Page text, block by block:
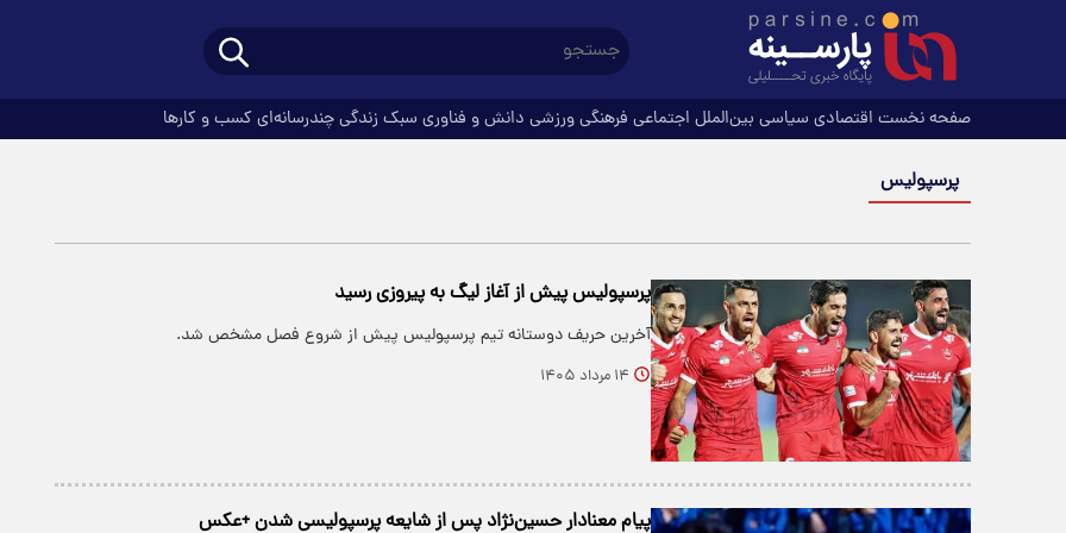
صفحه نخست اقتصادی سیاسی بین‌الملل اجتماعی فرهنگیورزشی دانش و فناوری سبک زندگیچندرسانه‌ای کسب و کارها
پرسپولیس
پرسپولیس پیش از آغاز لیگ به پیروزی رسید
آخرین حریف دوستانه تیم پرسپولیس پیش از شروع فصل مشخص شد.
۱۴ مرداد ۱۴۰۵
پیام معنادار حسین‌نژاد پس از شایعه پرسپولیسی شدن +عکس